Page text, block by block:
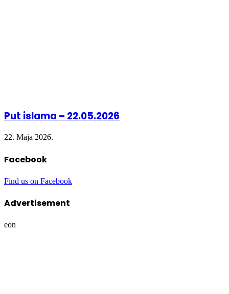
Put islama – 22.05.2026
22. Maja 2026.
Facebook
Find us on Facebook
Advertisement
eon